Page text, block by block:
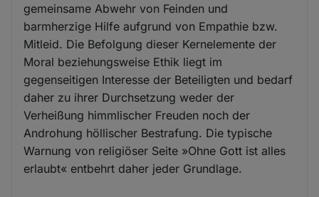
gemeinsame Abwehr von Feinden und
barmherzige Hilfe aufgrund von Empathie bzw.
Mitleid. Die Befolgung dieser Kernelemente der
Moral beziehungsweise Ethik liegt im
gegenseitigen Interesse der Beteiligten und bedarf
daher zu ihrer Durchsetzung weder der
Verheißung himmlischer Freuden noch der
Androhung höllischer Bestrafung. Die typische
Warnung von religiöser Seite »Ohne Gott ist alles
erlaubt« entbehrt daher jeder Grundlage.